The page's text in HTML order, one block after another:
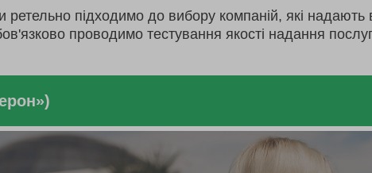
ретельно підходимо до вибору компаній, які
проводимо тестування якості надання